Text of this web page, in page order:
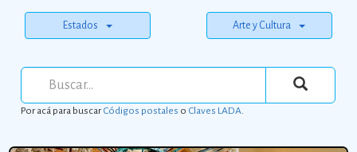
Estados Arte y Cultura
Por acá para buscarCódigos postales o Claves LADA.